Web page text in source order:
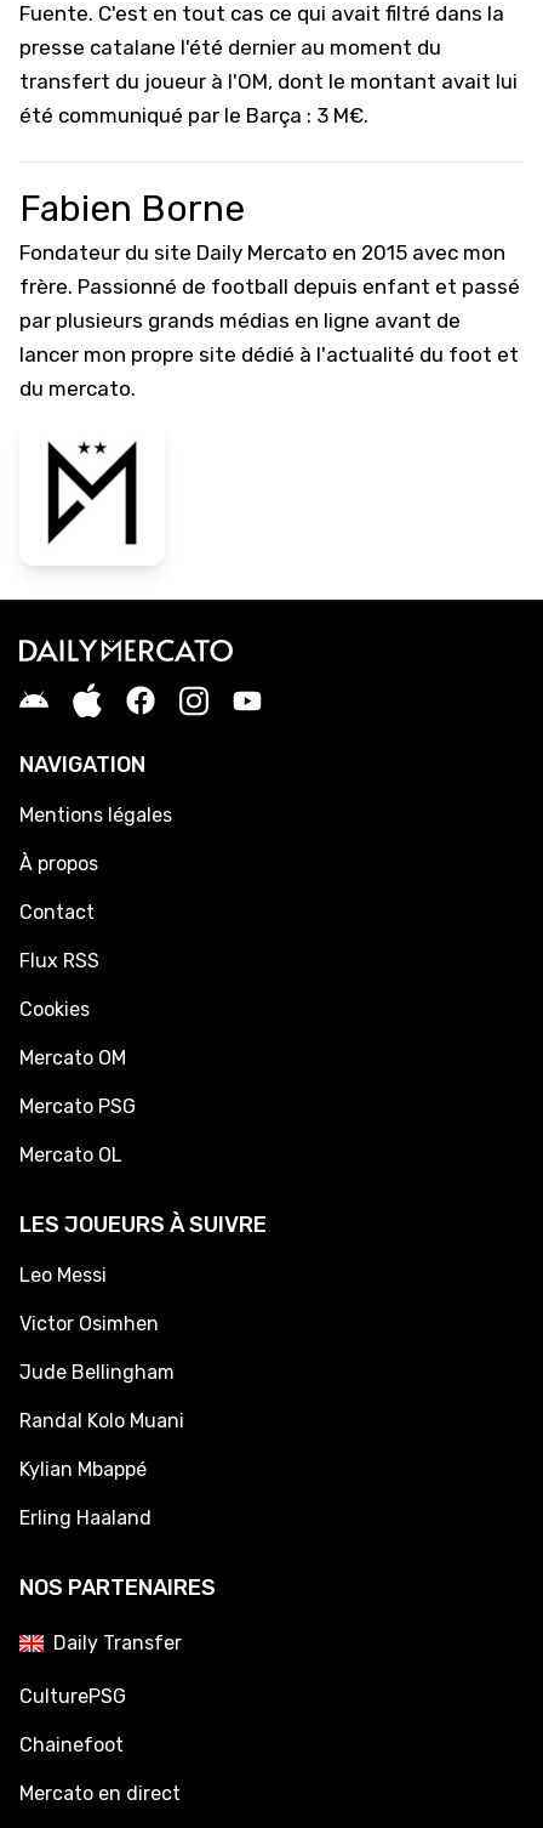
Fuente. C'est en tout cas ce qui avait filtré dans la
presse catalane l'été dernier au moment du
transfert du joueur à l'OM, dont le montant avait lui
été communiqué par le Barça : 3 M€.
Fabien Borne
Fondateur du site Daily Mercato en 2015 avec mon
frère. Passionné de football depuis enfant et passé
par plusieurs grands médias en ligne avant de
lancer mon propre site dédié à l'actualité du foot et
du mercato.
NAVIGATION
Mentions légales
À propos
Contact
Flux RSS
Cookies
Mercato OM
Mercato PSG
Mercato OL
LES JOUEURS À SUIVRE
Leo Messi
Victor Osimhen
Jude Bellingham
Randal Kolo Muani
Kylian Mbappé
Erling Haaland
NOS PARTENAIRES
Daily Transfer
CulturePSG
Chainefoot
Mercato en direct